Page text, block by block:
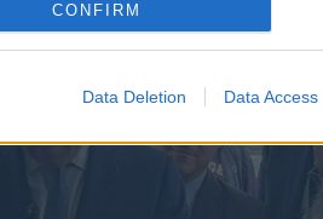
CONFIRM
Data Deletion Data Access